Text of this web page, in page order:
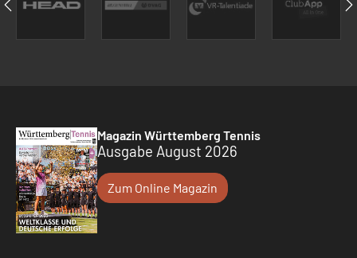
Magazin Württemberg Tennis
Ausgabe August 2026
Zum Online Magazin